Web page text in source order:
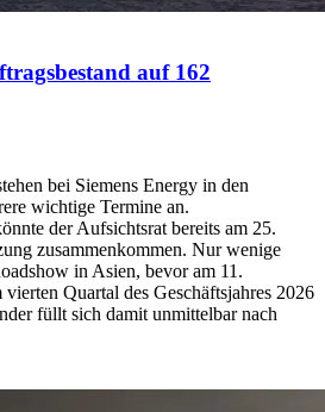
auf 162
bei Siemens Energy in den
wichtige Termine an.
der Aufsichtsrat bereits am 25.
zusammenkommen. Nur wenige
in Asien, bevor am 11.
Quartal des Geschäftsjahres 2026
füllt sich damit unmittelbar nach